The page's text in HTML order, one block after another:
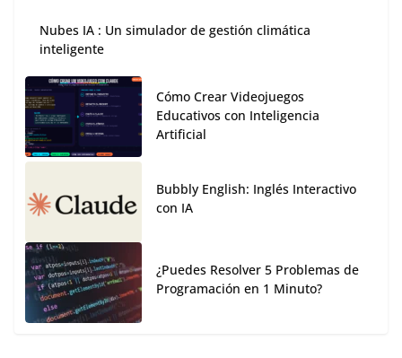
Nubes IA : Un simulador de gestión climática
inteligente
Cómo Crear Videojuegos
Educativos con Inteligencia
Artificial
Bubbly English: Inglés Interactivo
con IA
¿Puedes Resolver 5 Problemas de
Programación en 1 Minuto?